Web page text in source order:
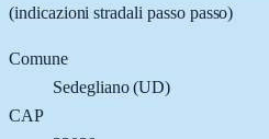
(indicazioni stradali passo passo)
Comune
Sedegliano(UD)
CAP